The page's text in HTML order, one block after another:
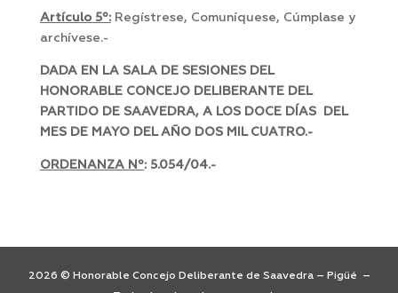
Artículo 5º:Regístrese, Comuníquese, Cúmplase y
archívese.-
DADA EN LA SALA DE SESIONES DEL
HONORABLE CONCEJO DELIBERANTE DEL
PARTIDO DE SAAVEDRA, A LOS DOCE DÍAS DEL
MES DE MAYO DEL AÑO DOS MIL CUATRO.-
ORDENANZA Nº: 5.054/04.-
2026 © Honorable Concejo Deliberante de Saavedra – Pigüé –